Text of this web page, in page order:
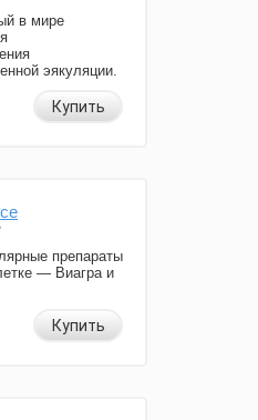
в мире
эякуляции.
Купить
препараты
— Виагра и
Купить